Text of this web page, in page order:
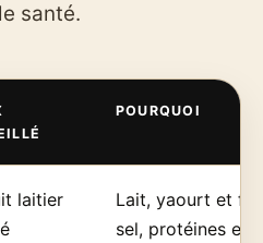
santé.
POURQUOI
laitier
Lait, yaourt et
sel, protéines et